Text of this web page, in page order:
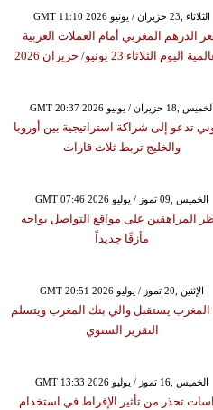
GMT 11:10 2026 الثلاثاء ,23 حزيران / يونيو
الدرهم المغربي أمام العملات العربية
اليوم الثلاثاء 23 يونيو/ حزيران 2026
GMT 20:37 2026 الخميس ,18 حزيران / يونيو
تدعو إلى شراكة استراتيجية بين أوروبا
والخليج تربط ثلاث قارات
GMT 07:46 2026 الخميس ,09 تموز / يوليو
المراهقين على مواقع التواصل يواجه
مأزقًا جديداً
GMT 20:51 2026 الإثنين ,20 تموز / يوليو
يستقبل والي بنك المغرب ويتسلم
التقرير السنوي
GMT 13:33 2026 الخميس ,16 تموز / يوليو
تحذر من تأثير الإفراط في استخدام